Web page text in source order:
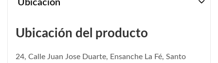
Ubicación
Ubicación del producto
24, Calle Juan Jose Duarte, Ensanche La Fé, Santo